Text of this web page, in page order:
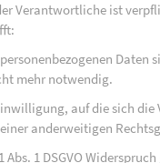
Verantwortliche ist
Daten
mehr notwendig.
auf die sich die
anderweitigen
Abs. 1 DSGVO